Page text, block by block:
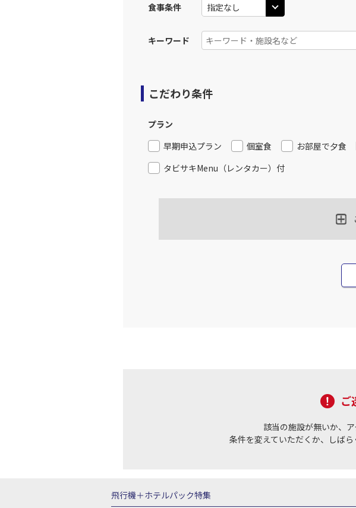
食事条件
キーワード
こだわり条件
プラン
早期申込プラン
個室食 お部屋で夕食
タビサキMenu（レンタカー）付
ご
該当の施設が無いか、
条件を変えていただくか、しば
飛行機＋ホテルパック特集